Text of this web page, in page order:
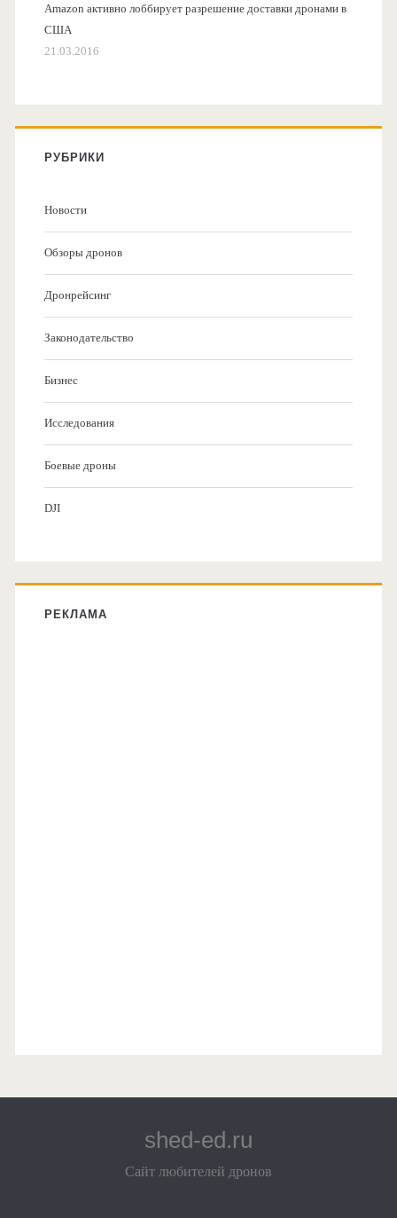
Amazon активно лоббирует разрешение доставки дронами в
США
21.03.2016
РУБРИКИ
Новости
Обзоры дронов
Дронрейсинг
Законодательство
Бизнес
Исследования
Боевые дроны
DJI
РЕКЛАМА
shed-ed.ru
Сайт любителей дронов